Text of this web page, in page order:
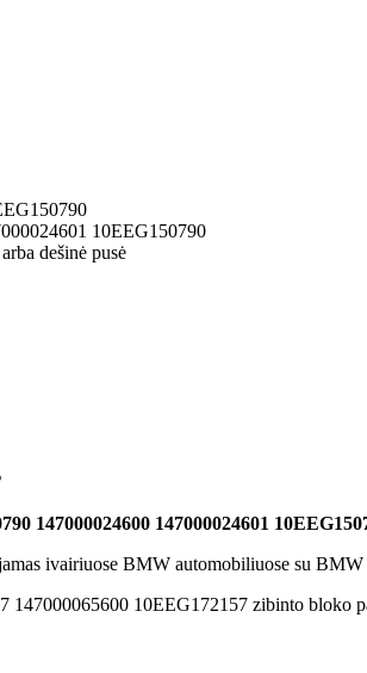
10EEG150790
dešinė pusė
147000024600 147000024601
ivairiuose BMW automobiliuose su
10EEG172157 zibinto bloko